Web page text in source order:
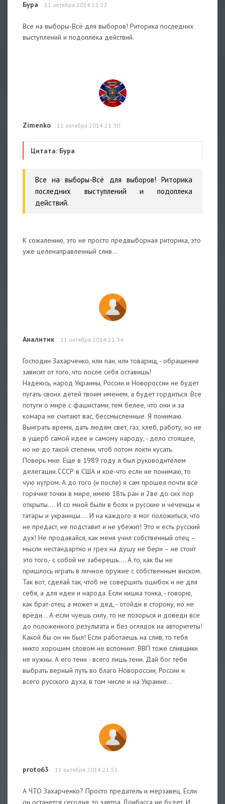
Бура 11 октября 2014 21:22
Все на выборы-Всё для выборов! Риторика последних
выступлений и подоплека действий.
Zimenko 11 октября 2014 21:30
Цитата: Бура
Все на выборы-Всё для выборов! Риторика
последних выступлений и подоплека
действий.
К сожалению, это не просто предвыборная риторика, это
уже целенаправленный слив...
Аналитик 11 октября 2014 21:34
Господин Захарченко, или пан, или товарищ, - обращение
зависит от того, что после себя оставишь!
Надеюсь, народ Украины, России и Новороссии не будет
пугать своих детей твоим именем, а будет гордиться. Все
потуги о мире с фашистами, тем белее, что они и за
комара не считают вас, бессмысленные. Я понимаю.
Выиграть время, дать людям свет, газ, хлеб, работу, но не
в ущерб самой идее и самому народу, - дело стоящее,
но не до такой степени, чтоб потом локти кусать.
Поверь мне. Еще в 1989 году я был руководителем
делегации СССР в США и кое-что если не понимаю, то
чую нутром. А до того (и после) я сам прошел почти все
горячие точки в мире, имею 18ть ран и 2ве до сих пор
открыты…. И со мной были в боях и русские и чеченцы и
татары и украинцы…. И на каждого я мог положиться, что
не предаст, не подставит и не убежит! Это и есть русский
дух! Не продавайся, как меня учил собственный отец –
мысли нестандартно и грех на душу не бери – не стоит
это того,- с собой не заберешь…. А то, как бы не
пришлось играть в личное оружие с собственным виском.
Так вот, сделай так, чтоб не совершить ошибок и не для
себя, а для идеи и народа. Если кишка тонка, - говорю,
как брат-отец а может и дед, - отойди в сторону, но не
вреди… А если чуешь силу, то не позорься и доведи все
до положенного результата и без оглядок на авторитеты!
Какой бы он ни был! Если работаешь на слив, то тебя
никто хорошим словом не вспомнит. ВВП тоже сливщики
не нужны. А его тени - всего лишь тени. Дай бог тебе
выбрать верный путь во благо Новороссии, России и
всего русского духа, в том числе и на Украине…
proto63 11 октября 2014 21:51
А ЧТО Захарченко? Просто предатель и мерзавец. Если
он останется сегодня, то завтра Донбасса не будет. И